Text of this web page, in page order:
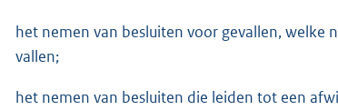
het nemen van besluiten voor gevallen, welke
vallen;
het nemen van besluiten die leiden tot een